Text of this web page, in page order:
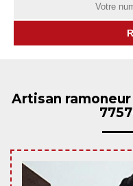
Artisan